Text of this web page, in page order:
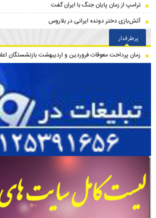
ترامپ از زمان پایان جنگ با ایران گفت
آتش‌بازی دختر دونده ایرانی در بلاروس
پرطرفدار
زمان پرداخت معوقات فروردین و اردیبهشت بازنشستگان